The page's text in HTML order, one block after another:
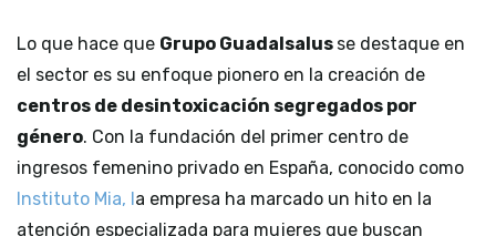
Lo que hace que Grupo Guadalsalus se destaque en
el sector es su enfoque pionero en la creación de
centros de desintoxicación segregados por
género. Con la fundación del primer centro de
ingresos femenino privado en España, conocido como
Instituto Mia, la empresa ha marcado un hito en la
atención especializada para mujeres que buscan